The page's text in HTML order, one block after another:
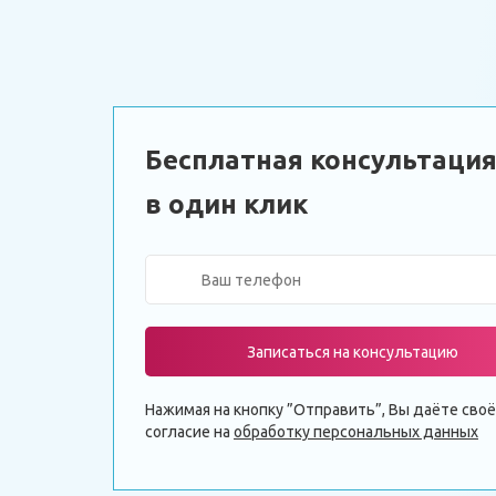
Бесплатная консультация
в один клик
Записаться на консультацию
Нажимая на кнопку ”Отправить”, Вы даёте своё
согласие на обработку персональных данных